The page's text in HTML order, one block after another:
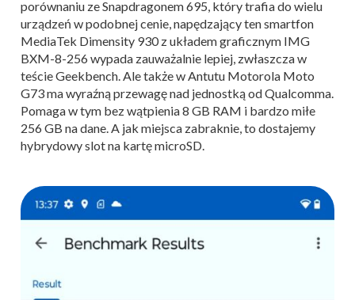
porównaniu ze Snapdragonem 695, który trafia do wielu
urządzeń w podobnej cenie, napędzający ten smartfon
MediaTek Dimensity 930 z układem graficznym IMG
BXM-8-256 wypada zauważalnie lepiej, zwłaszcza w
teście Geekbench. Ale także w Antutu Motorola Moto
G73 ma wyraźną przewagę nad jednostką od Qualcomma.
Pomaga w tym bez wątpienia 8 GB RAM i bardzo miłe
256 GB na dane. A jak miejsca zabraknie, to dostajemy
hybrydowy slot na kartę microSD.